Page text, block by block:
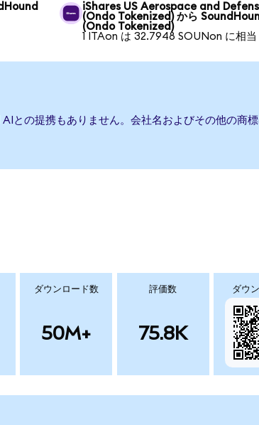
iShares US Aerospace and
(Ondo Tokenized) から
(Ondo Tokenized)
1 ITAon は 32.7948 SOUNon に相当
との提携もありません。会社名およびその他の商
ダウンロード数
50M+
評価数
75.8K
ダウ